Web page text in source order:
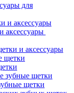
для
аксессуары
и аксессуары
щетки